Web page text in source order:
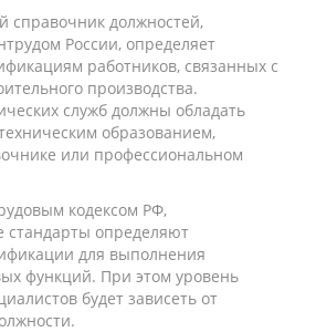
справочник должностей,
России, определяет
работников, связанных с
производства.
служб должны обладать
образованием,
или профессиональном
кодексом РФ,
стандарты определяют
для выполнения
функций. При этом уровень
будет зависеть от